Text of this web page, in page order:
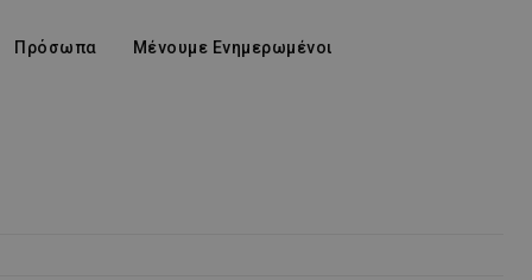
Πρόσωπα Μένουμε Ενημερωμένοι